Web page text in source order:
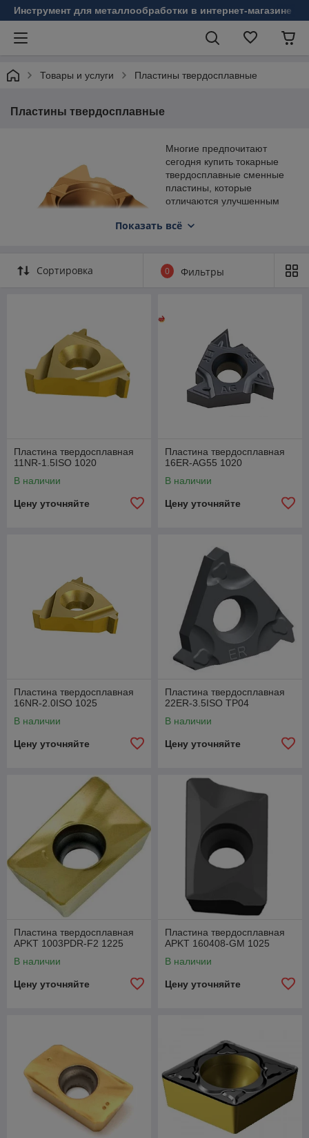
Инструмент для металлообработки в интернет-магазине
Товары и услуги Пластины твердосплавные
Пластины твердосплавные
Многие предпочитают
сегодня купить токарные
твердосплавные сменные
пластины, которые
отличаются улучшенным
прочностью и
приспособления для
токарных резцов от
товары, вы всегда можете быть уверены в их надежности.
Если вам необходимо купить твердосплавную пластину в
Минске, мы всегда поможем вам и быстро оформим заказ.
Доставка осуществляется удобными для клиентов способами
в кратчайшие сроки. Также покупатели получают
возможность
выбрать подходящий вариант оплаты
Показать всё
Сортировка 0 Фильтры
Пластина твердосплавная
11NR-1.5ISO 1020
В наличии
Цену уточняйте
Пластина твердосплавная
16ER-AG55 1020
В наличии
Цену уточняйте
Пластина твердосплавная
16NR-2.0ISO 1025
В наличии
Цену уточняйте
Пластина твердосплавная
22ER-3.5ISO TP04
В наличии
Цену уточняйте
Пластина твердосплавная
APKT 1003PDR-F2 1225
В наличии
Цену уточняйте
Пластина твердосплавная
APKT 160408-GM 1025
В наличии
Цену уточняйте